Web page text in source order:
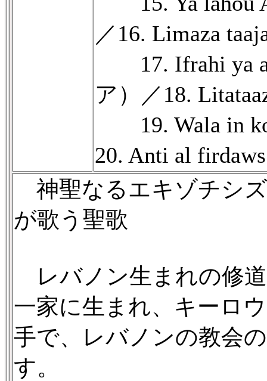
／16. Limaza
17. Ifrahi ya
ア）／18.
19. Wala in
20. Anti al
神聖なるエキゾチシ
が歌う聖歌
レバノン生まれの修
一家に生まれ、キーロ
手で、レバノンの教会
す。